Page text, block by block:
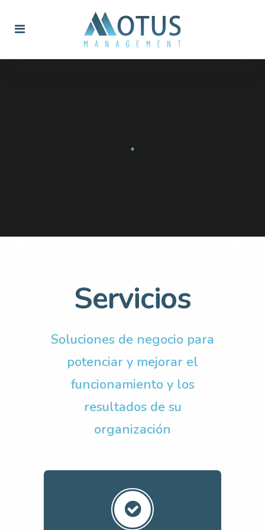
Servicios
Soluciones de negocio para
potenciar y mejorar el
funcionamiento y los
resultados de su
organización
Mejore la Orientación, la Estrategia
y la Gestión de su Organización.